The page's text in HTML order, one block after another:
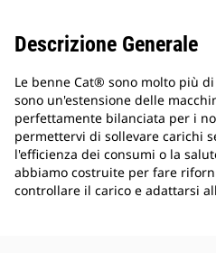
Descrizione Generale
Le benne Cat® sono molto più
sono un'estensione delle
perfettamente bilanciata per i
permettervi di sollevare carichi
l'efficienza dei consumi o la
abbiamo costruite per fare
controllare il carico e adattarsi